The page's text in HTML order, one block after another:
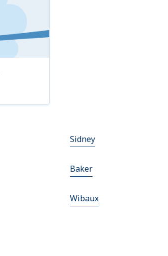
Sidney
Baker
Wibaux